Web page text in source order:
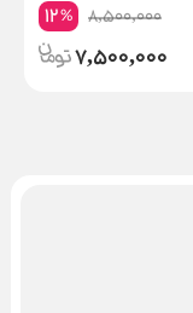
8,500,000
12%
7,500,000